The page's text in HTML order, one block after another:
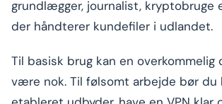
grundlægger, journalist, kryptobruge
der håndterer kundefiler i udlandet.
Til basisk brug kan en overkommelig
være nok. Til følsomt arbejde bør du